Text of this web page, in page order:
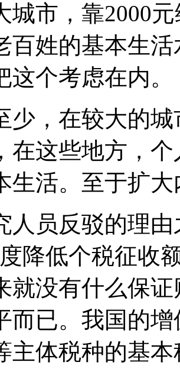
城市，靠2000
百姓的基本生
这个考虑在内。
少，在较大的
在这些地方，
生活。至于扩
人员反驳的理
降低个税征收
就没有什么保
而已。我国的
主体税种的基